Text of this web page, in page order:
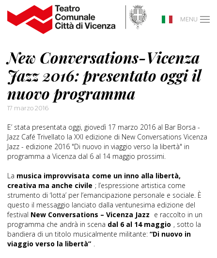
MENU
New Conversations-Vicenza
Jazz 2016: presentato oggi il
nuovo programma
17 marzo 2016
E’ stata presentata oggi, giovedì 17 marzo 2016 al Bar Borsa -
Jazz Café Trivellato la XXI edizione di New Conversations Vicenza
Jazz - edizione 2016 "Di nuovo in viaggio verso la libertà" in
programma a Vicenza dal 6 al 14 maggio prossimi.
La musica improvvisata come un inno alla libertà,
creativa ma anche civile ; l’espressione artistica come
strumento di ‘lotta’ per l’emancipazione personale e sociale. È
questo il messaggio lanciato dalla ventunesima edizione del
festival New Conversations – Vicenza Jazz e raccolto in un
programma che andrà in scena dal 6 al 14 maggio , sotto la
bandiera di un titolo musicalmente militante: “Di nuovo in
viaggio verso la libertà” .